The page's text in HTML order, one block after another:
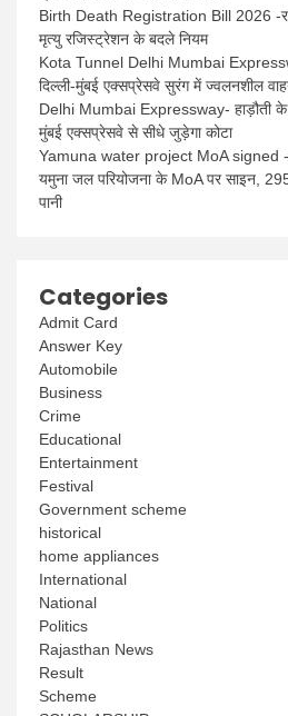
Birth Death Registration Bill 2026 -
मृत्यु रजिस्ट्रेशन के बदले नियम
Kota Tunnel Delhi Mumbai
दिल्ली-मुंबई एक्सप्रेसवे सुरंग में ज्वलनशील
Delhi Mumbai Expressway- हाड़ौती के
मुंबई एक्सप्रेसवे से सीधे जुड़ेगा कोटा
Yamuna water project MoA signed -
यमुना जल परियोजना के MoA पर साइन,
पानी
Categories
Admit Card
Answer Key
Automobile
Business
Crime
Educational
Entertainment
Festival
Government scheme
historical
home appliances
International
National
Politics
Rajasthan News
Result
Scheme